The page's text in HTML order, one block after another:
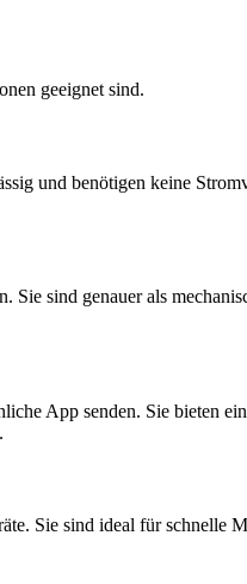
geeignet sind.
und benötigen keine
sind genauer als
App senden. Sie bieten
Sie sind ideal für schnelle